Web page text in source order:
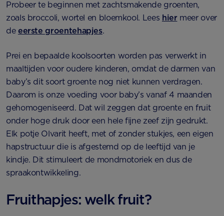
Probeer te beginnen met zachtsmakende groenten,
zoals broccoli, wortel en bloemkool. Lees hier meer over
de eerste groentehapjes.
Prei en bepaalde koolsoorten worden pas verwerkt in
maaltijden voor oudere kinderen, omdat de darmen van
baby’s dit soort groente nog niet kunnen verdragen.
Daarom is onze voeding voor baby’s vanaf 4 maanden
gehomogeniseerd. Dat wil zeggen dat groente en fruit
onder hoge druk door een hele fijne zeef zijn gedrukt.
Elk potje Olvarit heeft, met of zonder stukjes, een eigen
hapstructuur die is afgestemd op de leeftijd van je
kindje. Dit stimuleert de mondmotoriek en dus de
spraakontwikkeling.
Fruithapjes: welk fruit?